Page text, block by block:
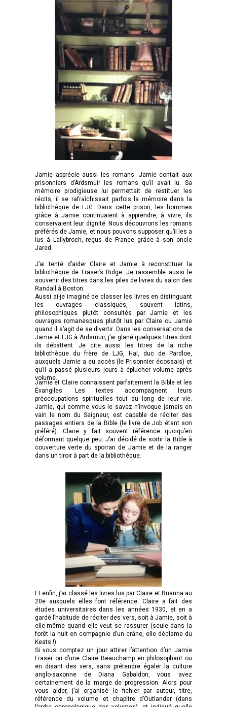
Jamie apprécie aussi les romans. Jamie contait aux
prisonniers d’Ardsmuir les romans qu’il avait lu. Sa
mémoire prodigieuse lui permettait de restituer les
récits, il se rafraîchissait parfois la mémoire dans la
bibliothèque de LJG. Dans cette prison, les hommes
grâce à Jamie continuaient à apprendre, à vivre, ils
conservaient leur dignité. Nous découvrons les romans
préférés de Jamie, et nous pouvons supposer qu’il les a
lus à Lallybroch, reçus de France grâce à son oncle
Jared.
J’ai tenté d’aider Claire et Jamie à reconstituer la
bibliothèque de Fraser’s Ridge. Je rassemble aussi le
souvenir des titres dans les piles de livres du salon des
Randall à Boston.
Aussi ai-je imaginé de classer les livres en distinguant
les ouvrages classiques, souvent latins,
philosophiques plutôt consultés par Jamie et les
ouvrages romanesques plutôt lus par Claire ou Jamie
quand il s’agit de se divertir. Dans les conversations de
Jamie et LJG à Ardsmuir, j’ai glané quelques titres dont
ils débattent. Je cite aussi les titres de la riche
bibliothèque du frère de LJG, Hal, duc de Pardloe,
auxquels Jamie a eu accès (le Prisonnier écossais) et
qu’il a passé plusieurs jours à éplucher volume après
volume.
Jamie et Claire connaissent parfaitement la Bible et les
Évangiles. Les textes accompagnent leurs
préoccupations spirituelles tout au long de leur vie.
Jamie, qui comme vous le savez n’invoque jamais en
vain le nom du Seigneur, est capable de réciter des
passages entiers de la Bible (le livre de Job étant son
préféré). Claire y fait souvent référence quoiqu’en
déformant quelque peu. J’ai décidé de sortir la Bible à
couverture verte du sporran de Jamie et de la ranger
dans un tiroir à part de la bibliothèque.
Et enfin, j’ai classé les livres lus par Claire et Brianna au
20e auxquels elles font référence. Claire a fait des
études universitaires dans les années 1930, et en a
gardé l’habitude de réciter des vers, soit à Jamie, soit à
elle-même quand elle veut se rassurer (seule dans la
forêt la nuit en compagnie d’un crâne, elle déclame du
Keats !).
Si vous comptez un jour attirer l’attention d’un Jamie
Fraser ou d’une Claire Beauchamp en philosophant ou
en disant des vers, sans prétendre égaler la culture
anglo-saxonne de Diana Gabaldon, vous avez
certainement de la marge de progression. Alors pour
vous aider, j’ai organisé le fichier par auteur, titre,
référence du volume et chapitre d’Outlander (dans